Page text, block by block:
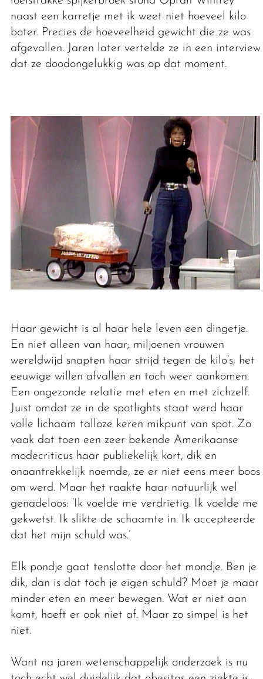
naast een karretje met ik weet niet hoeveel kilo
boter. Precies de hoeveelheid gewicht die ze was
afgevallen. Jaren later vertelde ze in een interview
dat ze doodongelukkig was op dat moment.
Haar gewicht is al haar hele leven een dingetje.
En niet alleen van haar; miljoenen vrouwen
wereldwijd snapten haar strijd tegen de kilo’s, het
eeuwige willen afvallen en toch weer aankomen.
Een ongezonde relatie met eten en met zichzelf.
Juist omdat ze in de spotlights staat werd haar
volle lichaam talloze keren mikpunt van spot. Zo
vaak dat toen een zeer bekende Amerikaanse
modecriticus haar publiekelijk kort, dik en
onaantrekkelijk noemde, ze er niet eens meer boos
om werd. Maar het raakte haar natuurlijk wel
genadeloos: ‘Ik voelde me verdrietig. Ik voelde me
gekwetst. Ik slikte de schaamte in. Ik accepteerde
dat het mijn schuld was.’
Elk pondje gaat tenslotte door het mondje. Ben je
dik, dan is dat toch je eigen schuld? Moet je maar
minder eten en meer bewegen. Wat er niet aan
komt, hoeft er ook niet af. Maar zo simpel is het
niet.
Want na jaren wetenschappelijk onderzoek is nu